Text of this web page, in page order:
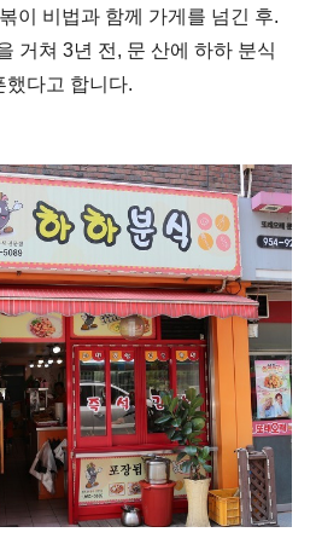
이 비법과 함께 가게를 넘긴 후.
거쳐 3년 전, 문 산에 하하 분식
했다고 합니다.